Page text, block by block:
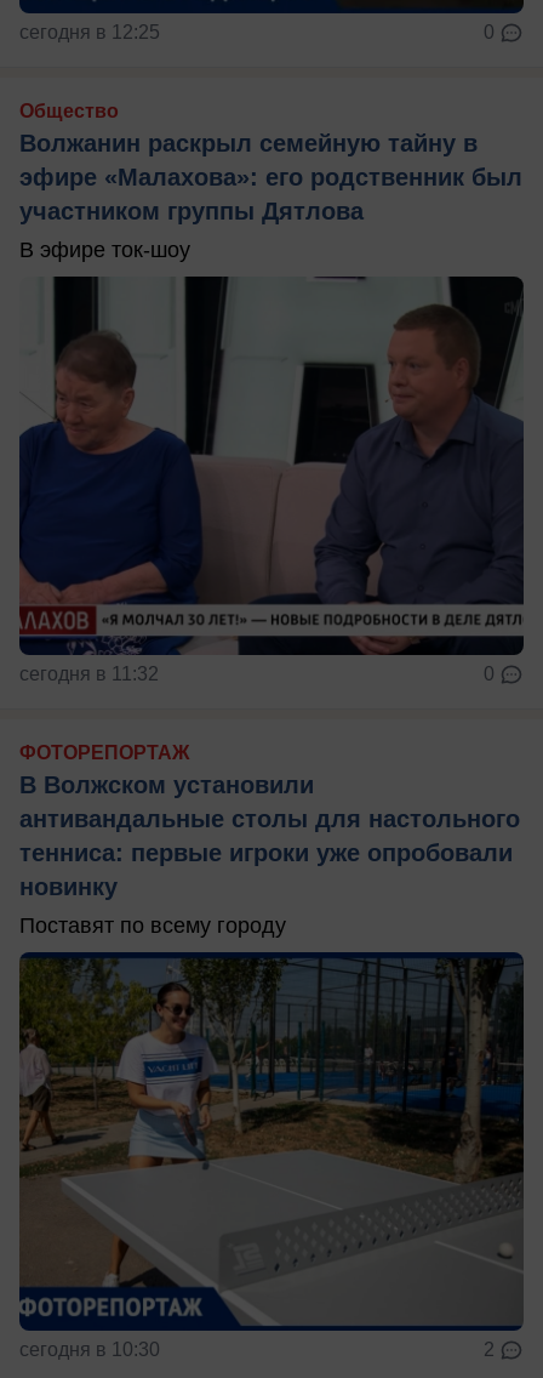
сегодня в 12:25 0
Общество
Волжанин раскрыл семейную тайну в
эфире «Малахова»: его родственник был
участником группы Дятлова
В эфире ток-шоу
сегодня в 11:32 0
ФОТОРЕПОРТАЖ
В Волжском установили
антивандальные столы для настольного
тенниса: первые игроки уже опробовали
новинку
Поставят по всему городу
сегодня в 10:30 2